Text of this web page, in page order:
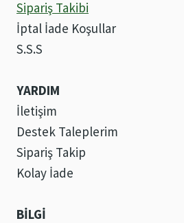
Sipariş Takibi
İptal İade Koşullar
S.S.S
YARDIM
İletişim
Destek Taleplerim
Sipariş Takip
Kolay İade
BİLGİ